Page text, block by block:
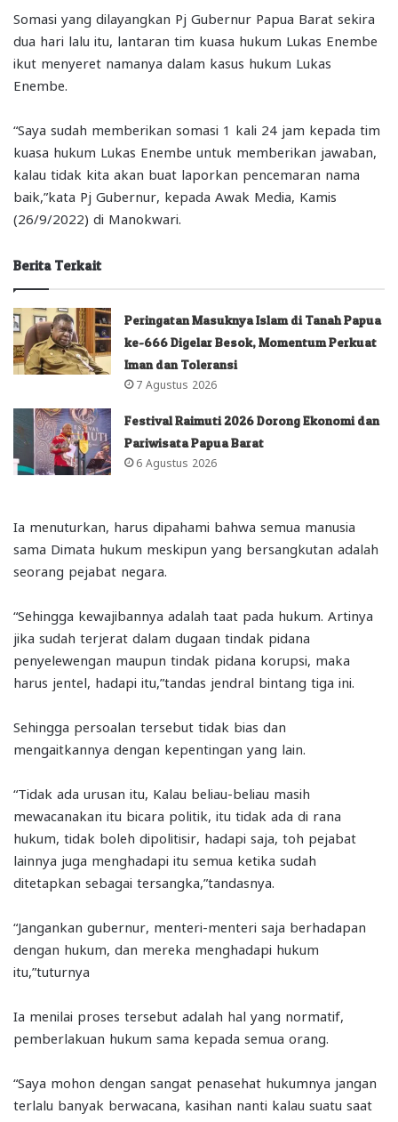
Somasi yang dilayangkan Pj Gubernur Papua Barat sekira
dua hari lalu itu, lantaran tim kuasa hukum Lukas Enembe
ikut menyeret namanya dalam kasus hukum Lukas
Enembe.
“Saya sudah memberikan somasi 1 kali 24 jam kepada tim
kuasa hukum Lukas Enembe untuk memberikan jawaban,
kalau tidak kita akan buat laporkan pencemaran nama
baik,”kata Pj Gubernur, kepada Awak Media, Kamis
(26/9/2022) di Manokwari.
Berita Terkait
Peringatan Masuknya Islam di Tanah Papua
ke-666 Digelar Besok, Momentum Perkuat
Iman dan Toleransi
7 Agustus 2026
Festival Raimuti 2026 Dorong Ekonomi dan
Pariwisata Papua Barat
6 Agustus 2026
Ia menuturkan, harus dipahami bahwa semua manusia
sama Dimata hukum meskipun yang bersangkutan adalah
seorang pejabat negara.
“Sehingga kewajibannya adalah taat pada hukum. Artinya
jika sudah terjerat dalam dugaan tindak pidana
penyelewengan maupun tindak pidana korupsi, maka
harus jentel, hadapi itu,”tandas jendral bintang tiga ini.
Sehingga persoalan tersebut tidak bias dan
mengaitkannya dengan kepentingan yang lain.
“Tidak ada urusan itu, Kalau beliau-beliau masih
mewacanakan itu bicara politik, itu tidak ada di rana
hukum, tidak boleh dipolitisir, hadapi saja, toh pejabat
lainnya juga menghadapi itu semua ketika sudah
ditetapkan sebagai tersangka,”tandasnya.
“Jangankan gubernur, menteri-menteri saja berhadapan
dengan hukum, dan mereka menghadapi hukum
itu,”tuturnya
Ia menilai proses tersebut adalah hal yang normatif,
pemberlakuan hukum sama kepada semua orang.
“Saya mohon dengan sangat penasehat hukumnya jangan
terlalu banyak berwacana, kasihan nanti kalau suatu saat